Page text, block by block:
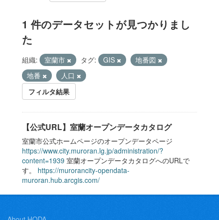
1 件のデータセットが見つかりまし
た
組織: 室蘭市 タグ: GIS
地番図
地番
人口
フィルタ結果
【公式URL】室蘭オープンデータカタログ
室蘭市公式ホームページのオープンデータページ
https://www.city.muroran.lg.jp/administration/?
content=1939 室蘭オープンデータカタログへのURLで
す。 https://murorancity-opendata-
muroran.hub.arcgis.com/